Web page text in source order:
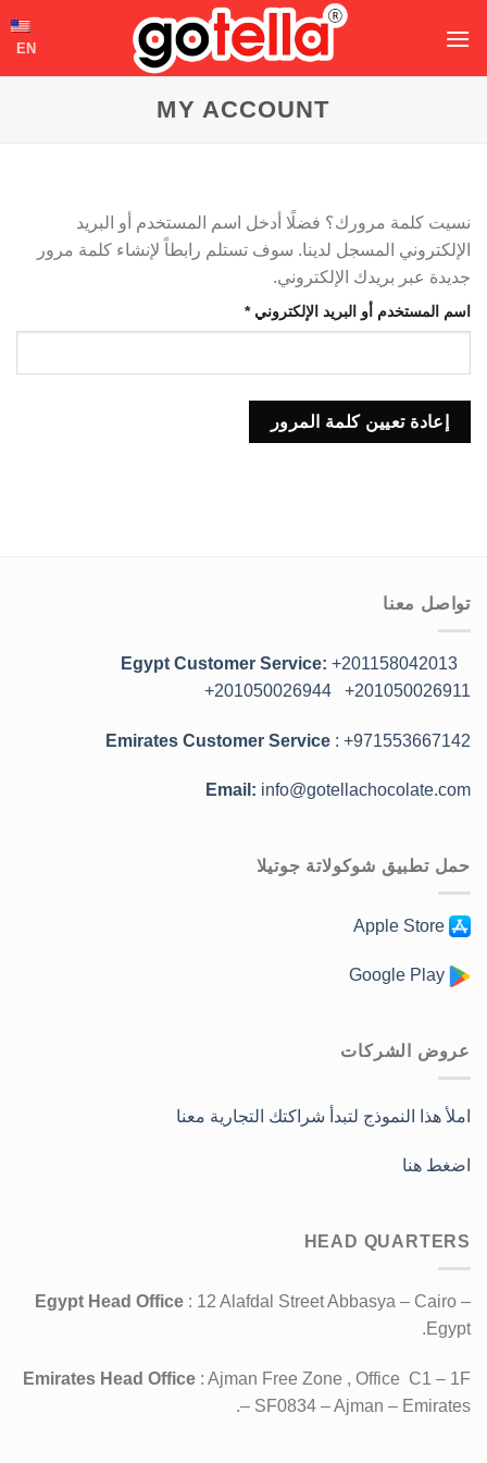
للمحتوى
EN
MY ACCOUNT
نسيت كلمة مرورك؟ فضلًا أدخل اسم المستخدم أو البريد
الإلكتروني المسجل لدينا. سوف تستلم رابطاً لإنشاء كلمة مرور
جديدة عبر بريدك الإلكتروني.
اسم المستخدم أو البريد الإلكتروني*مطلوبة
إعادة تعيين كلمة المرور
تواصل معنا
Egypt Customer Service: +201158042013
+201050026944 +201050026911
Emirates Customer Service : +971553667142
Email: info@gotellachocolate.com
حمل تطبيق شوكولاتة جوتيلا
عروض الشركات
املأ هذا النموذج لتبدأ شراكتك التجارية معنا
اضغط هنا
HEAD QUARTERS
Egypt Head Office : 12 Alafdal Street Abbasya – Cairo –
Egypt.
Emirates Head Office : Ajman Free Zone , Office C1 – 1F
– SF0834 – Ajman – Emirates.